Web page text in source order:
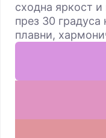
сходна яркост
през 30 градуса
плавни,